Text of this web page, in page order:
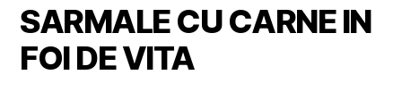
SARMALE CU CARNE IN
FOI DE VITA